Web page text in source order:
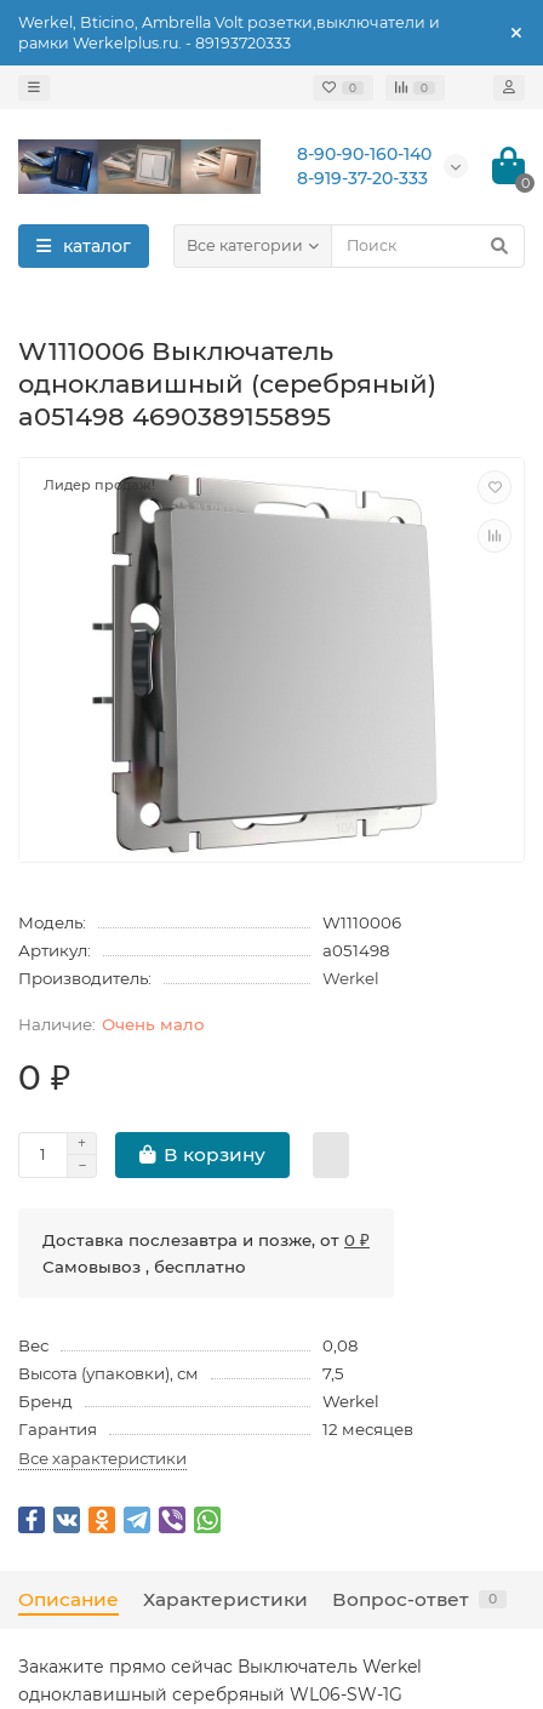
Werkel, Bticino, Ambrella Volt розетки,выключатели и
рамки Werkelplus.ru. - 89193720333
0 0
8-90-90-160-140
8-919-37-20-333
0
каталог Все категории
W1110006 Выключатель
одноклавишный (серебряный)
a051498 4690389155895
Лидер продаж!
Модель:
W1110006
Артикул:
a051498
Производитель:
Werkel
Очень мало
0 ₽
В корзину
Доставка послезавтра и позже, от 0 ₽
Самовывоз , бесплатно
Вес
0,08
Высота (упаковки), см
7,5
Бренд
Werkel
Гарантия
12 месяцев
Все характеристики
Описание Характеристики Вопрос-ответ 0
Закажите прямо сейчас Выключатель Werkel
одноклавишный серебряный WL06-SW-1G